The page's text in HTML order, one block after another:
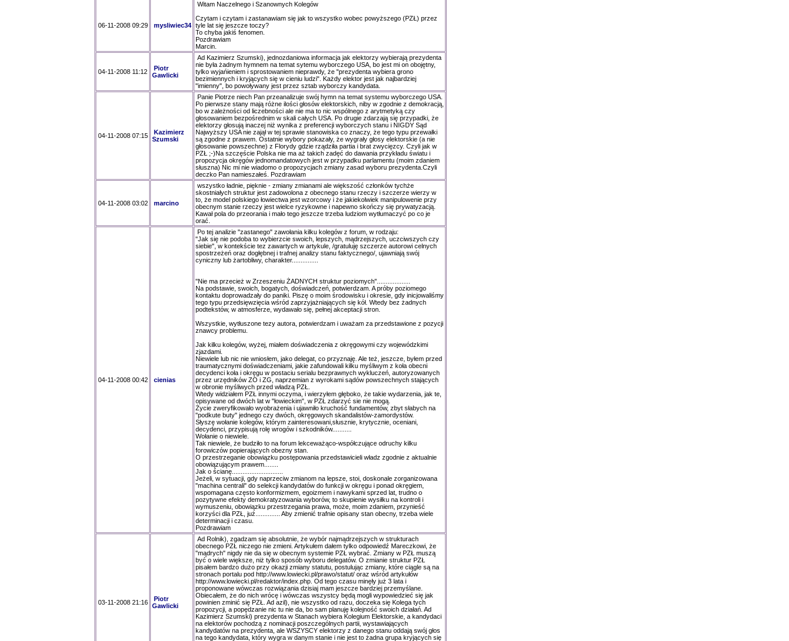
06-11-2008 09:29 mysliwiec34
Witam Naczelnego i Szanownych Kolegów
Czytam i czytam i zastanawiam się jak to wszystko wobec powyższego (PZŁ) przez
tyle lat się jeszcze toczy?
To chyba jakiś fenomen.
Pozdrawiam
Marcin.
04-11-2008 11:12
Piotr
Gawlicki
Ad Kazimierz Szumski), jednozdaniowa informacja jak elektorzy wybierają prezydenta
nie była żadnym hymnem na temat sytemu wyborczego USA, bo jest mi on obojętny,
tylko wyjańieniem i sprostowaniem nieprawdy, że "prezydenta wybiera grono
bezimiennych i kryjących się w cieniu ludzi". Każdy elektor jest jak najbardziej
"imienny", bo powoływany jest przez sztab wyborczy kandydata.
04-11-2008 07:15
Kazimierz
Szumski
Panie Piotrze niech Pan przeanalizuje swój hymn na temat systemu wyborczego USA.
Po pierwsze stany mają różne ilości głosów elektorskich, niby w zgodnie z demokracją,
bo w zależności od liczebności ale nie ma to nic wspólnego z arytmetyką czy
głosowaniem bezpośrednim w skali całych USA. Po drugie zdarzają się przypadki, że
elektorzy głosują inaczej niż wynika z preferencji wyborczych stanu i NIGDY Sąd
Najwyższy USA nie zajął w tej sprawie stanowiska co znaczy, że tego typu przewałki
są zgodne z prawem. Ostatnie wybory pokazały, że wygrały głosy elektorskie (a nie
głosowanie powszechne) z Florydy gdzie rządziła partia i brat zwycięzcy. Czyli jak w
PZŁ ;-)Na szczęście Polska nie ma aż takich zadęć do dawania przykładu światu i
propozycja okręgów jednomandatowych jest w przypadku parlamentu (moim zdaniem
słuszna) Nic mi nie wiadomo o propozycjach zmiany zasad wyboru prezydenta.Czyli
deczko Pan namieszałeś. Pozdrawiam
04-11-2008 03:02 marcino
wszystko ładnie, pięknie - zmiany zmianami ale większość członków tychże
skostniałych struktur jest zadowolona z obecnego stanu rzeczy i szczerze wierzy w
to, że model polskiego łowiectwa jest wzorcowy i że jakiekolwiek manipulowenie przy
obecnym stanie rzeczy jest wielce ryzykowne i napewno skończy się prywatyzacją.
Kawał pola do przeorania i mało tego jeszcze trzeba ludziom wytłumaczyć po co je
orać.
04-11-2008 00:42 cienias
Po tej analizie "zastanego" zawołania kilku kolegów z forum, w rodzaju:
"Jak się nie podoba to wybierzcie swoich, lepszych, mądrzejszych, uczciwszych czy
siebie", w kontekście tez zawartych w artykule, /gratuluję szczerze autorowi celnych
spostrzeżeń oraz dogłębnej i trafnej analizy stanu faktycznego/, ujawniają swój
cyniczny lub żartobliwy, charakter...............
"Nie ma przecież w Zrzeszeniu ŻADNYCH struktur poziomych"...................
Na podstawie, swoich, bogatych, doświadczeń, potwierdzam. A próby poziomego
kontaktu doprowadzały do paniki. Piszę o moim środowisku i okresie, gdy inicjowaliśmy
tego typu przedsięwzięcia wśród zaprzyjażniających się kół. Wtedy bez żadnych
podtekstów, w atmosferze, wydawało się, pełnej akceptacji stron.
Wszystkie, wytłuszone tezy autora, potwierdzam i uważam za przedstawione z pozycji
znawcy problemu.
Jak kilku kolegów, wyżej, miałem doświadczenia z okręgowymi czy wojewódzkimi
zjazdami.
Niewiele lub nic nie wniosłem, jako delegat, co przyznaję. Ale też, jeszcze, byłem przed
traumatycznymi doświadczeniami, jakie zafundowali kilku myśliwym z koła obecni
decydenci koła i okręgu w postaciu serialu bezprawnych wykluczeń, autoryzowanych
przez urzędników ZO i ZG, naprzemian z wyrokami sądów powszechnych stających
w obronie myśliwych przed władzą PZŁ.
Wtedy widziałem PZŁ innymi oczyma, i wierzyłem głęboko, że takie wydarzenia, jak te,
opisywane od dwóch lat w "łowieckim", w PZŁ zdarzyć sie nie mogą.
Życie zweryfikowało wyobrażenia i ujawniło kruchość fundamentów, zbyt słabych na
"podkute buty" jednego czy dwóch, okręgowych skandalistów-zamordystów.
Słyszę wołanie kolegów, którym zainteresowani,słusznie, krytycznie, oceniani,
decydenci, przypisują rolę wrogów i szkodników...........
Wołanie o niewiele.
Tak niewiele, że budziło to na forum lekceważąco-współczujące odruchy kilku
forowiczów popierających obezny stan.
O przestrzeganie obowiązku postępowania przedstawicieli władz zgodnie z aktualnie
obowiązującym prawem........
Jak o ścianę.............................
Jeżeli, w sytuacji, gdy naprzeciw zmianom na lepsze, stoi, doskonale zorganizowana
"machina centrali" do selekcji kandydatów do funkcji w okręgu i ponad okręgiem,
wspomagana często konformizmem, egoizmem i nawykami sprzed lat, trudno o
pozytywne efekty demokratyzowania wyborów, to skupienie wysiłku na kontroli i
wymuszeniu, obowiązku przestrzegania prawa, może, moim zdaniem, przynieść
korzyści dla PZŁ, już.............. Aby zmienić trafnie opisany stan obecny, trzeba wiele
determinacji i czasu.
Pozdrawiam
03-11-2008 21:16
Piotr
Gawlicki
Ad Rolnik), zgadzam się absolutnie, że wybór najmądrzejszych w strukturach
obecnego PZŁ niczego nie zmieni. Artykułem dałem tylko odpowiedź Mareczkowi, że
"mądrych" nigdy nie da się w obecnym systemie PZŁ wybrać. Zmiany w PZŁ muszą
być o wiele większe, niż tylko sposób wyboru delegatów. O zmianie struktur PZŁ
pisałem bardzo dużo przy okazji zmiany statutu, postulując zmiany, które ciągle są na
stronach portalu pod http://www.lowiecki.pl/prawo/statut/ oraz wśród artykułów
http://www.lowiecki.pl/redaktor/index.php. Od tego czasu minęły już 3 lata i
proponowane wówczas rozwiązania dzisiaj mam jeszcze bardziej przemyślane.
Obiecałem, że do nich wrócę i wówczas wszystcy będą mogli wypowiedzieć się jak
powinien zminić się PZŁ. Ad azil), nie wszystko od razu, doczeka się Kolega tych
propozycji, a popędzanie nic tu nie da, bo sam planuję kolejność swoich działań. Ad
Kazimierz Szumski) prezydenta w Stanach wybiera Kolegium Elektorskie, a kandydaci
na elektorów pochodzą z nominacji poszczególnych partii, wystawiających
kandydatów na prezydenta, ale WSZYSCY elektorzy z danego stanu oddają swój głos
na tego kandydata, który wygra w danym stanie i nie jest to żadna grupa kryjących się